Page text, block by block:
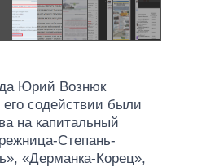
Юрий Вознюк
содействии были
на капитальный
Степань-
«Дерманка-Корец»,